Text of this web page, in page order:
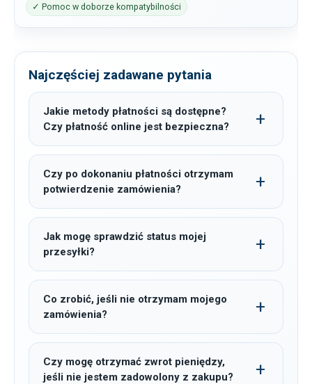
✓ Pomoc w doborze kompatybilności
Najczęściej zadawane pytania
Jakie metody płatności są dostępne?
Czy płatność online jest bezpieczna?
Czy po dokonaniu płatności otrzymam
potwierdzenie zamówienia?
Jak mogę sprawdzić status mojej
przesyłki?
Co zrobić, jeśli nie otrzymam mojego
zamówienia?
Czy mogę otrzymać zwrot pieniędzy,
jeśli nie jestem zadowolony z zakupu?